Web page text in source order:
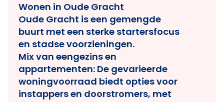
Wonen in Oude Gracht
Oude Gracht is een gemengde
buurt met een sterke startersfocus
en stadse voorzieningen.
Mix van eengezins en
appartementen: De gevarieerde
woningvoorraad biedt opties voor
instappers en doorstromers, met